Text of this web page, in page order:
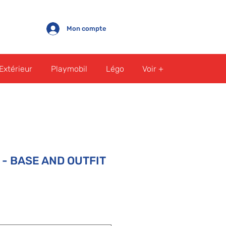
Mon compte
Extérieur Playmobil Légo Voir +
BASE AND OUTFIT